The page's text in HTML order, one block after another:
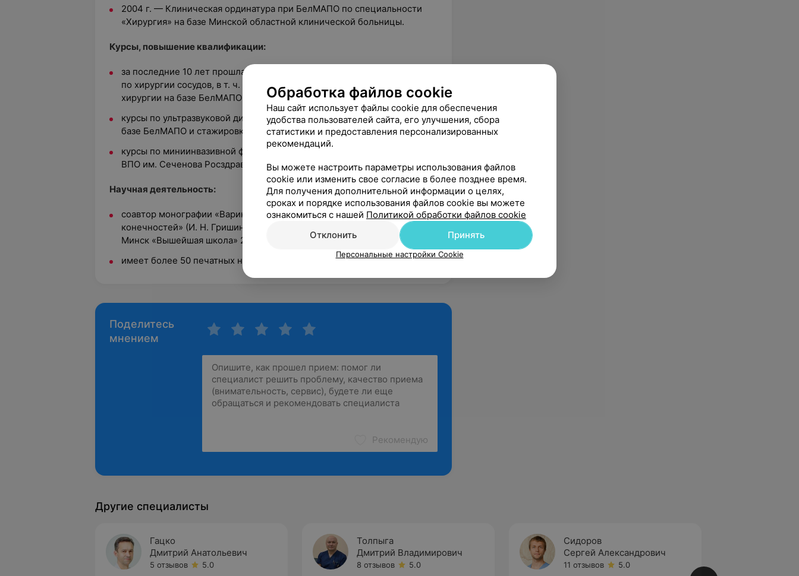
2004 г. — Клиническая ординатура при БелМАПО по специальности
«Хирургия» на базе Минской областной клинической больницы.
Курсы, повышение квалификации:
за последние 10 лет прошла неоднократно курсы усовершенствования
по хирургии сосудов, в т. ч. с применением лазерных технологий в
хирургии на базе БелМАПО;
курсы по ультразвуковой диагностике сосудов нижних конечностей на
базе БелМАПО и стажировка в РНПЦ «Кардиология»;
курсы по миниинвазивной флебологии со склеротерапией на базе ГОУ
ВПО им. Сеченова Росздрава, г. Москва.
Научная деятельность:
соавтор монографии «Варикоз и варикозная болезнь нижних
конечностей» (И. Н. Гришин, В. Н. Подгайский, И. С. Старосветская),
Минск «Вышейшая школа» 245 с., 2005 г.;
имеет более 50 печатных научных работ.
Поделитесь
мнением
Рекомендую
Другие специалисты
Гацко
Дмитрий Анатольевич
5 отзывов
5.0
Толпыга
Дмитрий Владимирович
8 отзывов
5.0
Сидоров
Сергей Александрович
11 отзывов
5.0
Обработка файлов cookie
Наш сайт использует файлы cookie для обеспечения
удобства пользователей сайта, его улучшения, сбора
статистики и предоставления персонализированных
рекомендаций.
Вы можете настроить параметры использования файлов
cookie или изменить свое согласие в более позднее время.
Для получения дополнительной информации о целях,
сроках и порядке использования файлов cookie вы можете
ознакомиться с нашей Политикой обработки файлов cookie
Отклонить
Принять
Персональные настройки Cookie